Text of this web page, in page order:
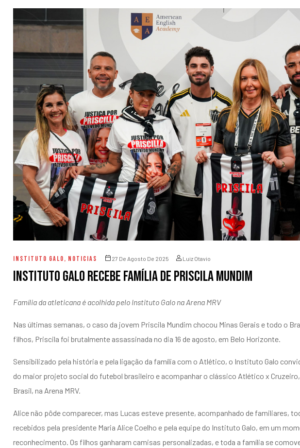
INSTITUTO GALO, NOTICIAS 27 De Agosto De 2025 Luiz Otavio
Instituto Galo recebe família de Priscila Mundim
Família da atleticana é acolhida pelo Instituto Galo na Arena MRV
Nas últimas semanas, o caso da jovem Priscila Mundim chocou Minas Gerais e todo o
filhos, Priscila foi brutalmente assassinada no dia 16 de agosto, em Belo Horizonte.
Sensibilizado pela história e pela ligação da família com o Atlético, o Instituto Galo
do maior projeto social do futebol brasileiro e acompanhar o clássico Atlético x
Brasil, na Arena MRV.
Alice não pôde comparecer, mas Lucas esteve presente, acompanhado de familiares,
recebidos pela presidente Maria Alice Coelho e pela equipe do Instituto Galo, em um
reconhecimento. Os filhos ganharam camisas personalizadas, e toda a família se